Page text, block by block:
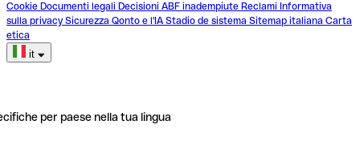
Cookie Documenti legali Decisioni ABF inadempiute Reclami Informativa
sulla privacy Sicurezza Qonto e l'IA Stadio de sistema Sitemap italiana Carta
etica
it
per paese nella tua lingua